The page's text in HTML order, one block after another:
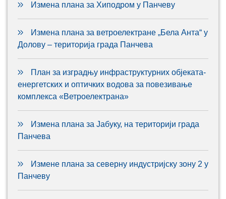
Измена плана за Хиподром у Панчеву
Измена плана за ветроелектране „Бела Анта“ у
Долову – територија града Панчева
План за изградњу инфраструктурних објеката-
енергетских и оптичких водова за повезивање
комплекса «Ветроелектрана»
Измена плана за Јабуку, на територији града
Панчева
Измене плана за северну индустријску зону 2 у
Панчеву